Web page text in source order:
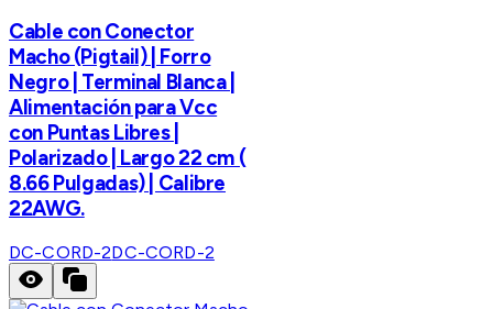
Cable con Conector
Macho (Pigtail) | Forro
Negro | Terminal Blanca |
Alimentación para Vcc
con Puntas Libres |
Polarizado | Largo 22 cm (
8.66 Pulgadas) | Calibre
22AWG.
DC-CORD-2DC-CORD-2